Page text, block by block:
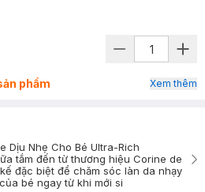
phẩm Xem thêm
Dịu Nhẹ Cho Bé Ultra-Rich
tắm đến từ thương hiệu Corine de
đặc biệt để chăm sóc làn da nhạy
bé ngay từ khi mới si